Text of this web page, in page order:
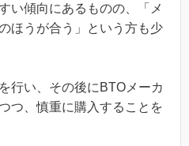
い傾向にあるものの、「メ
ほうが合う」という方も少
行い、その後にBTOメーカ
つ、慎重に購入することを